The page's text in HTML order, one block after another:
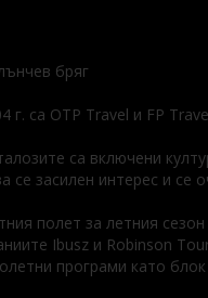
бряг
г. са OTP Travel и FP
са включени
засилен интерес и се
полет за летния
Ibusz и Robinson
програми като